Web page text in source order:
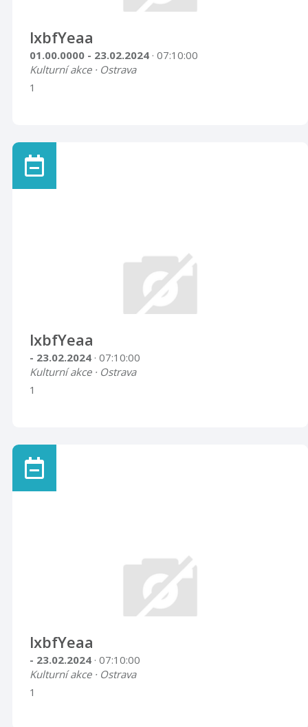
lxbfYeaa
01.00.0000 - 23.02.2024 · 07:10:00
Kulturní akce · Ostrava
1
lxbfYeaa
- 23.02.2024 · 07:10:00
Kulturní akce · Ostrava
1
lxbfYeaa
- 23.02.2024 · 07:10:00
Kulturní akce · Ostrava
1